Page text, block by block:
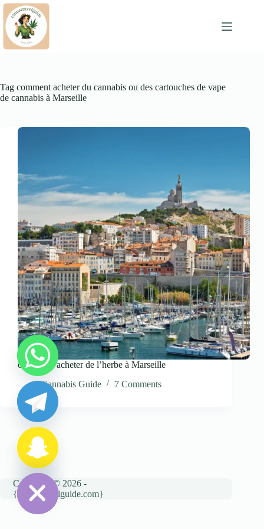
Skip
content
Tag comment acheter du cannabis ou des cartouches de vape
de cannabis à Marseille
où puis-je acheter de l’herbe à Marseille
Cannabis Guide
7 Comments
Copyright © 2026 -
{cannatravelguide.com}
H
i
c
h
a
t
y